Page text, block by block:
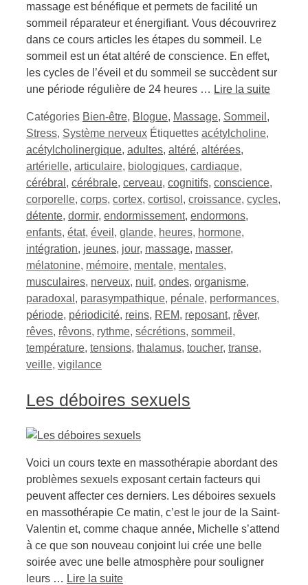
massage est bénéfique et permets de facilité un
sommeil réparateur et énergifiant. Vous découvrirez
dans ce cours articles les étapes du sommeil. Le
sommeil est un état altéré de conscience. En effet,
les cycles de l’éveil et du sommeil se succèdent sur
une période régulière de 24 heures … Lire la suite
Catégories Bien-être, Blogue, Massage, Sommeil ,
Stress, Système nerveux Étiquettes acétylcholine,
acétylcholinergique, adultes, altéré, altérées,
artérielle, articulaire, biologiques, cardiaque,
cérébral , cérébrale, cerveau, cognitifs, conscience,
corporelle, corps, cortex, cortisol , croissance, cycles,
détente, dormir, endormissement, endormons,
enfants, état, éveil , glande, heures, hormone,
intégration, jeunes, jour, massage, masser,
mélatonine, mémoire, mentale, mentales,
musculaires, nerveux, nuit, ondes, organisme,
paradoxal , parasympathique, pénale, performances,
période, périodicité, reins, REM, reposant, rêver,
rêves, rêvons, rythme, sécrétions, sommeil ,
température, tensions, thalamus, toucher, transe,
veille, vigilance
Les déboires sexuels
Voici un cours texte en massothérapie abordant des
problèmes sexuels exposant certain facteurs qui
peuvent affecter ces derniers. Les déboires sexuels
en massothérapie Ce matin, c’est le jour de la Saint-
Valentin et, comme chaque année, Michelle s’attend
à ce que son nouveau conjoint lui crée une belle
soirée avec une belle atmosphère pour souligner
leurs … Lire la suite